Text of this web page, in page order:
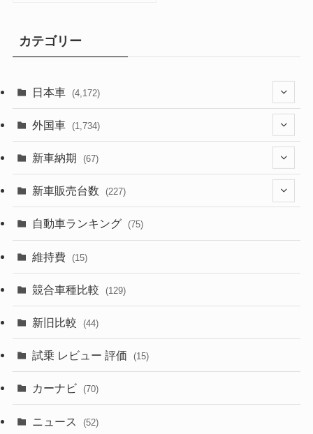
カテゴリー
日本車 (4,172)
(1,321)
(329)
(525)
(357)
(328)
(253)
外国車 (1,734)
(242)
(85)
(84)
(50)
(43)
(58)
(28)
新車納期 (67)
(28)
(8)
(3)
(3)
新車販売台数 (227)
(21)
(5)
(7)
自動車ランキング (75)
維持費 (15)
競合車種比較 (129)
新旧比較 (44)
試乗 レビュー 評価 (15)
カーナビ (70)
ニュース (52)